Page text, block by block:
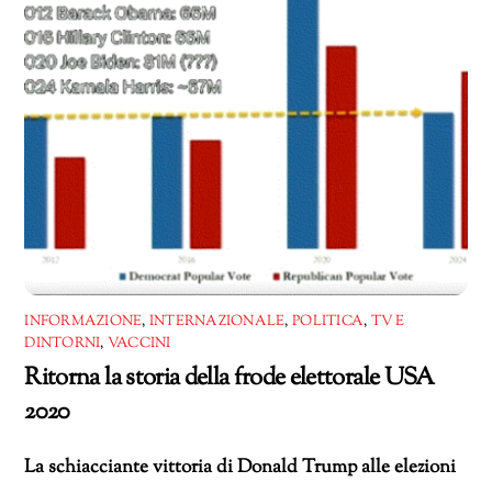
INFORMAZIONE, INTERNAZIONALE, POLITICA, TV E
DINTORNI, VACCINI
Ritorna la storia della frode elettorale USA
2020
La schiacciante vittoria di Donald Trump alle elezioni